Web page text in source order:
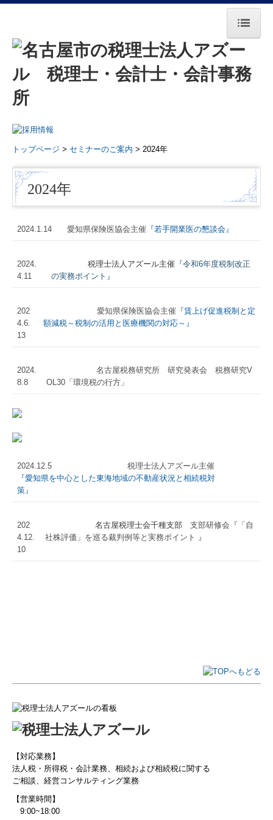
トップページ
事務所紹介
基本理念・法人概要
著書・共著のご案内
業務案内
個人の皆様
公益法人の皆様
無料法律相談会のご案内
所長コラム
メールマガジン
リンク集
セミナーのご案内
2026年開催セミナー
トップページ > セミナーのご案内 > 2024年
2024年
2024.1.14 愛知県保険医協会主催 『若手開業医の懇談会』
2024.
4.11
税理士法人アズール主催 『令和6年度税制改正
の実務ポイント』
202
4.6.
13
愛知県保険医協会主催『賃上げ促進税制と定
額減税～税制の活用と医療機関の対応～』
2024.
8.8
名古屋税務研究所 研究発表会 税務研究V
OL30「環境税の行方」
2024.12.5 税理士法人アズール主催
『愛知県を中心とした東海地域の不動産状況と相続税対
策』
202
4.12.
10
名古屋税理士会千種支部 支部研修会『「自
社株評価」を巡る裁判例等と実務ポイント 』
【対応業務】
法人税・所得税・会計業務、相続および相続税に関する
ご相談、経営コンサルティング業務
【営業時間】
9:00~18:00